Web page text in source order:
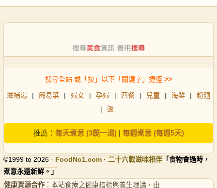
搜尋全站 或「按」以下「關鍵字」捷徑 >>
滋補湯 | 簡易菜 | 婦女 | 孕婦 | 西餐 | 兒童 | 海鮮 |
粉麵
|
飯
推薦： 每天煮意 (3餸一湯)| 每週煮意 (每週5天)
©1999 to 2026 · FoodNo1.com · 二十六載滋味相伴 「食物會過時，
煮意永遠新鮮。」
健康資源合作 ：本站食療之健康指標與養生理論，由